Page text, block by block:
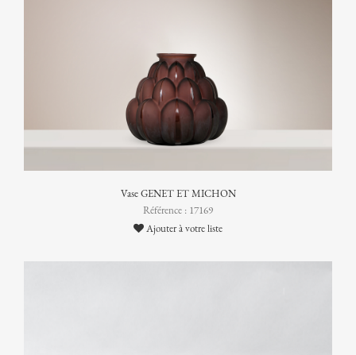
Vase GENET ET MICHON
Référence : 17169
Ajouter à votre liste